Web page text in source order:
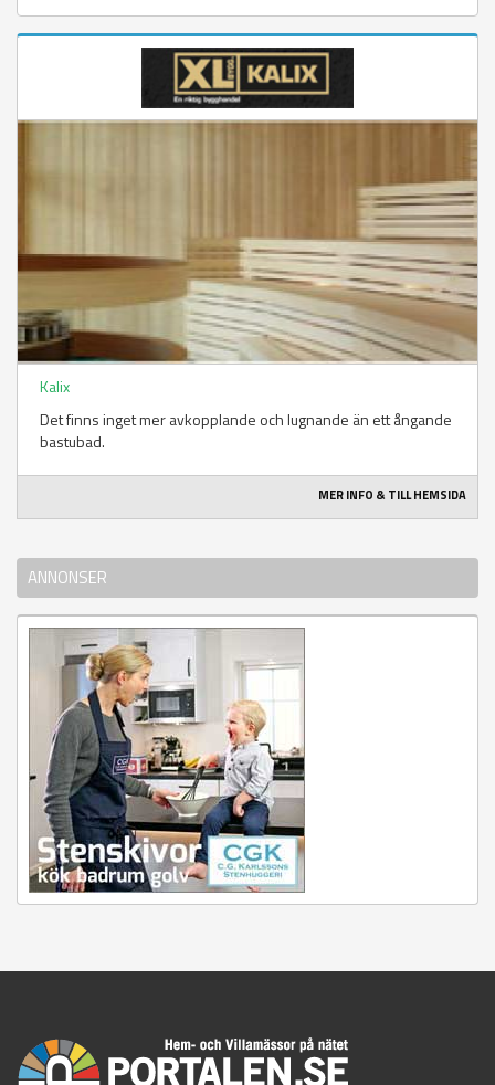
Kalix
Det finns inget mer avkopplande och lugnande än ett ångande
bastubad.
MER INFO & TILL HEMSIDA
ANNONSER